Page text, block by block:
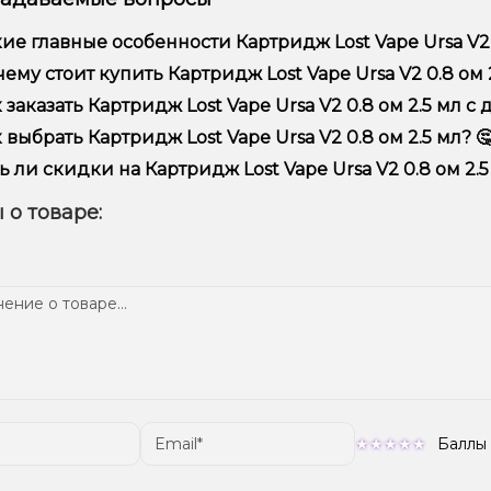
главные особенности Картридж Lost Vape Ursa
Lost Vape Ursa V2 0.8 ом 2.5 мл отличается высоким
стоит купить Картридж Lost Vape Ursa V2 0.8
только оригинальную продукцию, широкий
заказать Картридж Lost Vape Ursa V2 0.8 ом 2.5 мл с
заказ можно в несколько кликов:
Добавьте Картридж Lost Vape Ursa V2 0.8 ом 2.5 мл в
Выберите удобный способ оплаты и доставки.
выбрать Картридж Lost Vape Ursa V2 0.8 ом 2.5 мл?
зависит от ваших предпочтений – например, если это
ли скидки на Картридж Lost Vape Ursa V2 0.8 ом
телеграмм-канале, чтобы не упустить выгодные
товаре:
Баллы